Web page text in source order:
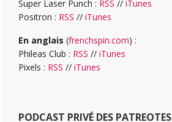
Super Laser Punch : RSS // iTunes
Positron : RSS // iTunes
En anglais (frenchspin.com) :
Phileas Club : RSS // iTunes
Pixels : RSS // iTunes
PODCAST PRIVÉ DES PATREOTES